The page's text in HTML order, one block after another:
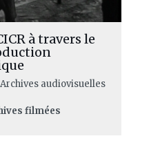
à travers le
audiovisuelles
filmées